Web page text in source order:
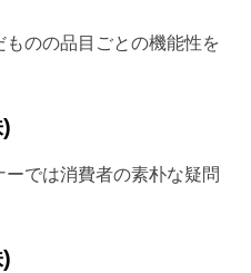
ものの品目ごとの機能性を
ーでは消費者の素朴な疑問